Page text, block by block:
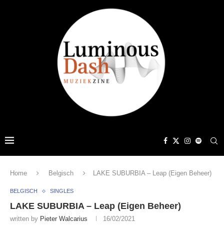
Home Belgisch LAKE SUBURBIA – Leap (Eigen Beheer)
BELGISCH SINGLES
LAKE SUBURBIA – Leap (Eigen Beheer)
written by Pieter Walcarius 16/02/2021